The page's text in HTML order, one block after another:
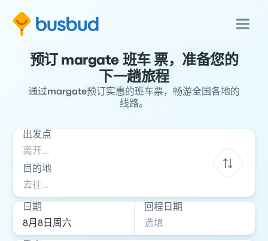
预订 margate 班车 票，准备您的
下一趟旅程
通过margate预订实惠的班车票，畅游全国各地的
线路。
出发点
目的地
日期 回程日期